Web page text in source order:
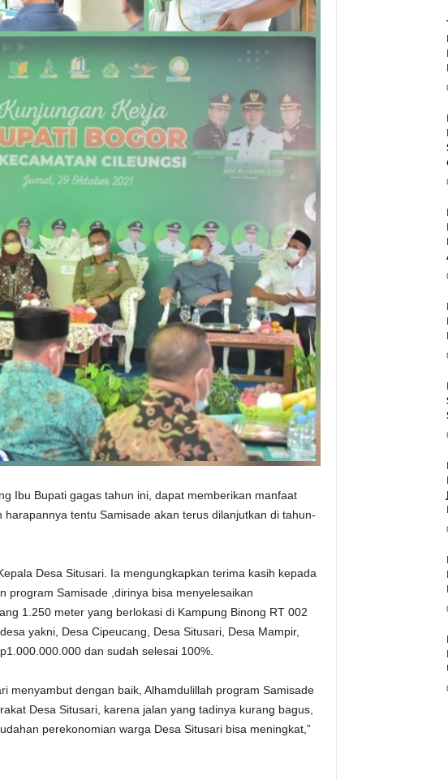
Ibu Bupati gagas tahun ini, dapat memberikan manfaat
tentu Samisade akan terus dilanjutkan di tahun-
Desa Situsari. Ia mengungkapkan terima kasih kepada
program Samisade ,dirinya bisa menyelesaikan
1.250 meter yang berlokasi di Kampung Binong RT 002
yakni, Desa Cipeucang, Desa Situsari, Desa Mampir,
dan sudah selesai 100%.
menyambut dengan baik, Alhamdulillah program Samisade
Desa Situsari, karena jalan yang tadinya kurang bagus,
perekonomian warga Desa Situsari bisa meningkat,”